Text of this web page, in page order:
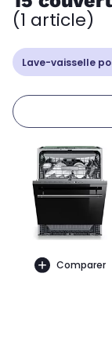
(1 article)
Lave-vaisselle
Comparer